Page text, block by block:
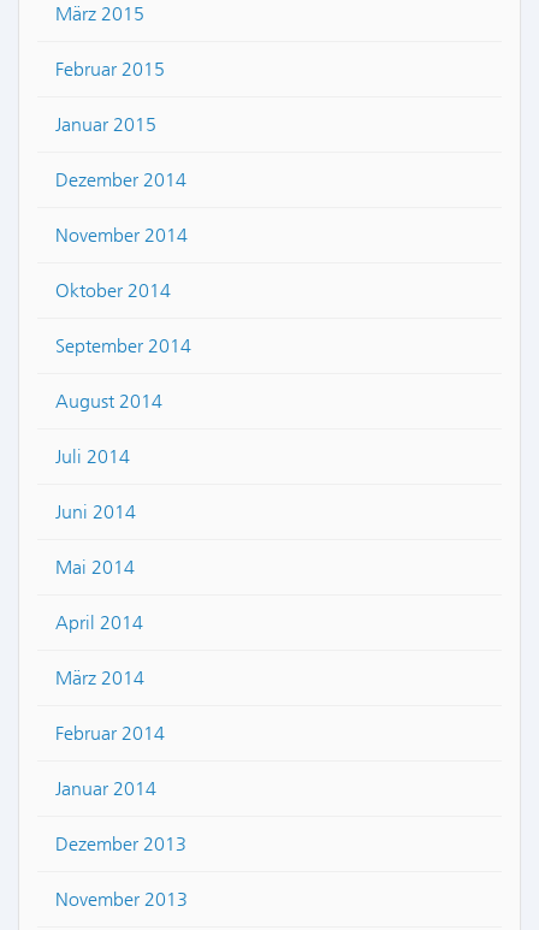
März 2015
Februar 2015
Januar 2015
Dezember 2014
November 2014
Oktober 2014
September 2014
August 2014
Juli 2014
Juni 2014
Mai 2014
April 2014
März 2014
Februar 2014
Januar 2014
Dezember 2013
November 2013